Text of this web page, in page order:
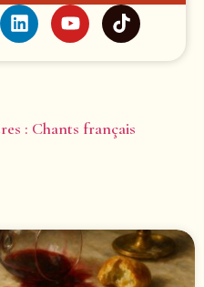
: Chants français